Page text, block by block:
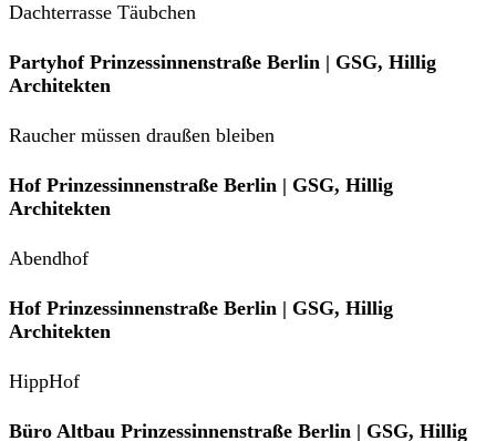
Dachterrasse Täubchen
Partyhof Prinzessinnenstraße Berlin | GSG, Hillig
Architekten
Raucher müssen draußen bleiben
Hof Prinzessinnenstraße Berlin | GSG, Hillig
Architekten
Abendhof
Hof Prinzessinnenstraße Berlin | GSG, Hillig
Architekten
HippHof
Büro Altbau Prinzessinnenstraße Berlin | GSG, Hillig